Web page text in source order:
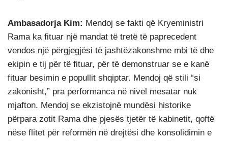
Ambasadorja Kim: Mendoj se fakti që Kryeministri
Rama ka fituar një mandat të tretë të paprecedent
vendos një përgjegjësi të jashtëzakonshme mbi të dhe
ekipin e tij për të fituar, për të demonstruar se e kanë
fituar besimin e popullit shqiptar. Mendoj që stili “si
zakonisht,” pra performanca në nivel mesatar nuk
mjafton. Mendoj se ekzistojnë mundësi historike
përpara zotit Rama dhe pjesës tjetër të kabinetit, qoftë
nëse flitet për reformën në drejtësi dhe konsolidimin e